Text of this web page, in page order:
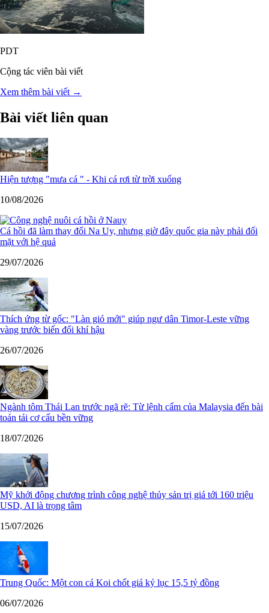
PDT
Cộng tác viên bài viết
Xem thêm bài viết →
Bài viết liên quan
Hiện tượng "mưa cá " - Khi cá rơi từ trời xuống
10/08/2026
Cá hồi đã làm thay đổi Na Uy, nhưng giờ đây quốc gia này phải đối
mặt với hệ quả
29/07/2026
Thích ứng từ gốc: "Làn gió mới" giúp ngư dân Timor-Leste vững
vàng trước biến đổi khí hậu
26/07/2026
Ngành tôm Thái Lan trước ngã rẽ: Từ lệnh cấm của Malaysia đến bài
toán tái cơ cấu bền vững
18/07/2026
Mỹ khởi động chương trình công nghệ thủy sản trị giá tới 160 triệu
USD, AI là trọng tâm
15/07/2026
Trung Quốc: Một con cá Koi chốt giá kỷ lục 15,5 tỷ đồng
06/07/2026